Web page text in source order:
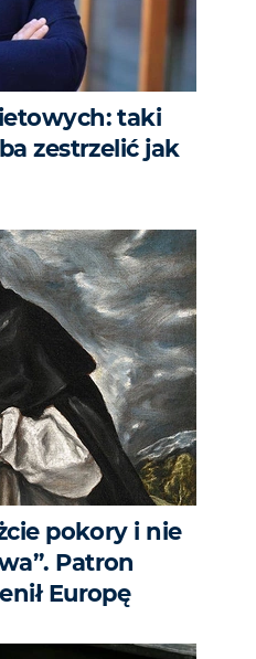
taki
zestrzelić jak
pokory i nie
Patron
Europę